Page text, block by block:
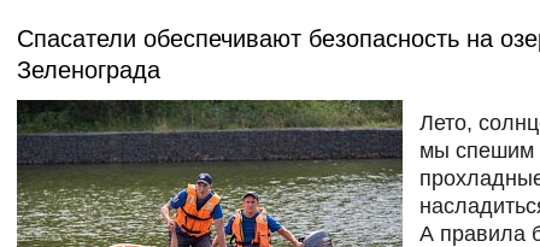
Спасатели обеспечивают безопасность на
Зеленограда
Лето,
мы спешим
А правила